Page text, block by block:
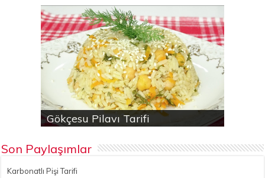
Karbonatlı Pişi Tarifi
Hodan bitkisinin faydaları
Yalancı Baklava Tarifi
Gökçesu Pilavı Tarifi
Nohutlu kereviz yemeği
Son Paylaşımlar
Karbonatlı Pişi Tarifi